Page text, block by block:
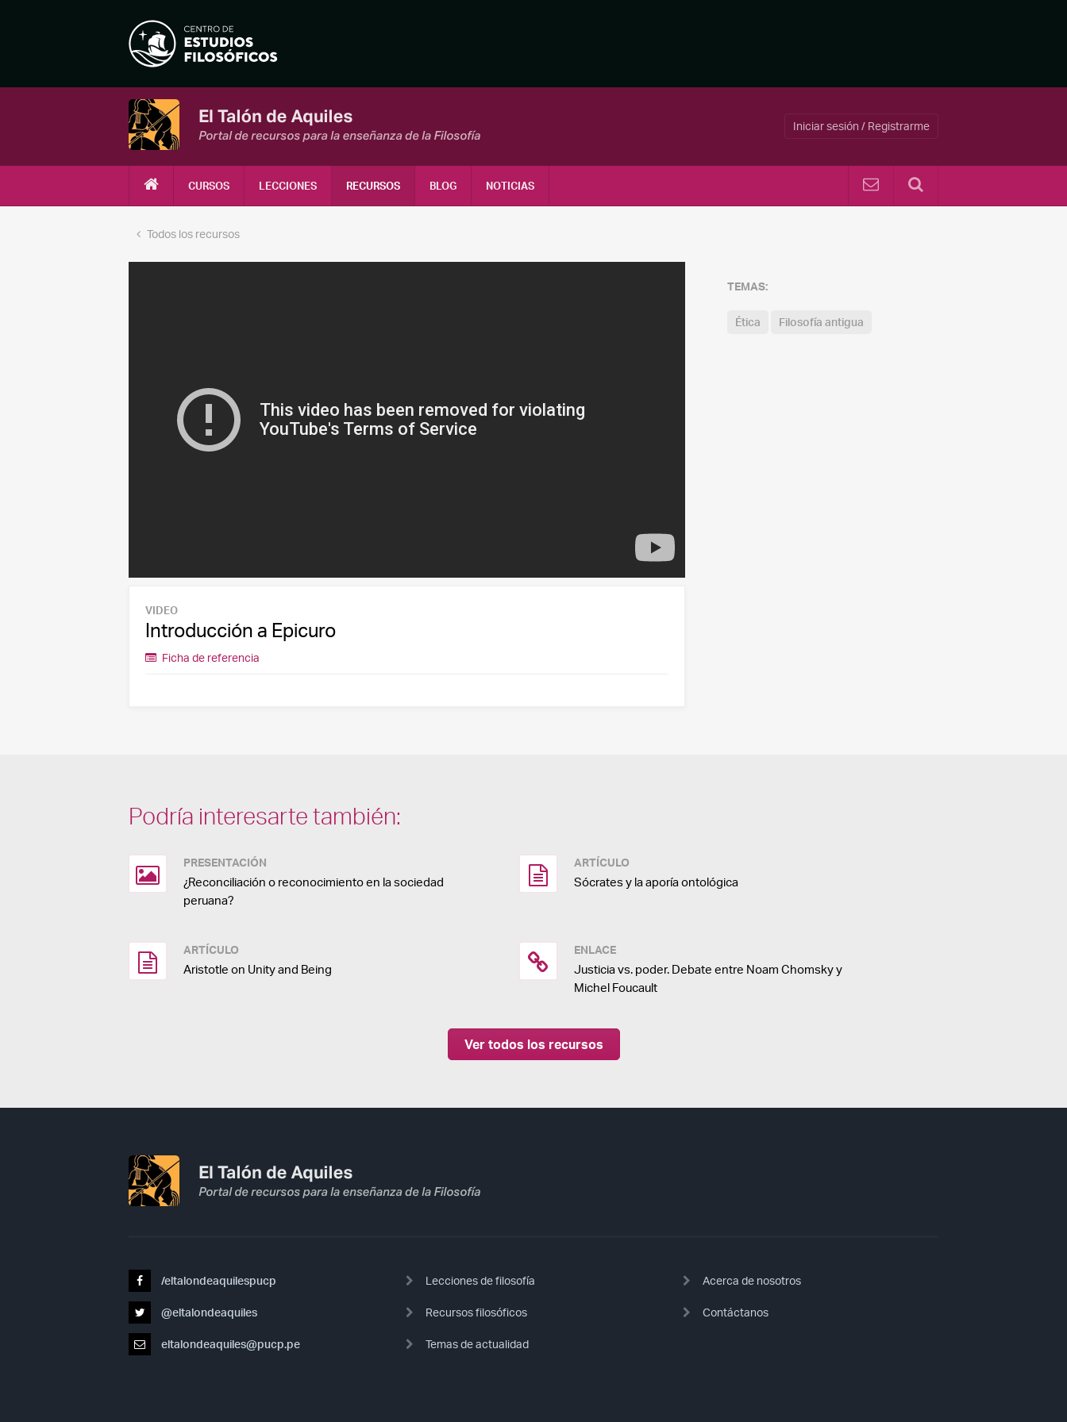
Iniciar sesión / Registrarme
CURSOS LECCIONES RECURSOS BLOG NOTICIAS
Todos los recursos
VIDEO
Introducción a Epicuro
Ficha de referencia
TEMAS:
Ética Filosofía antigua
Podría interesarte también:
PRESENTACIÓN
¿Reconciliación o reconocimiento en la sociedad
peruana?
ARTÍCULO
Sócrates y la aporía ontológica
ARTÍCULO
Aristotle on Unity and Being
ENLACE
Justicia vs. poder. Debate entre Noam Chomsky y
Michel Foucault
Ver todos los recursos
/eltalondeaquilespucp
@eltalondeaquiles
eltalondeaquiles@pucp.pe
Lecciones de filosofía
Recursos filosóficos
Temas de actualidad
Acerca de nosotros
Contáctanos